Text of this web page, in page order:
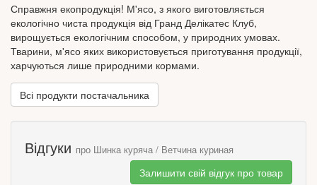
Справжня екопродукція! М'ясо, з якого виготовляється
екологічно чиста продукція від Гранд Делікатес Клуб,
вирощується екологічним способом, у природних умовах.
Тварини, м'ясо яких використовується приготування продукції,
харчуються лише природними кормами.
Всі продукти постачальника
Відгуки про Шинка куряча / Ветчина куриная
Залишити свій відгук про товар